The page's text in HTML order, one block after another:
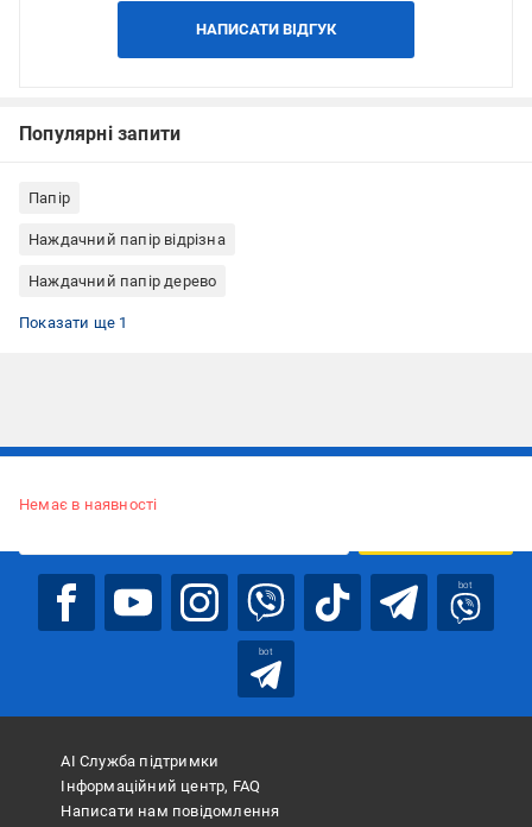
НАПИСАТИ ВІДГУК
Популярні запити
Папір
Наждачний папір відрізна
Наждачний папір дерево
Папір наждачний на тканинній основі
Показати ще 1
Немає в наявності
bot
bot
АІ Служба підтримки
Інформаційний центр, FAQ
Написати нам повідомлення